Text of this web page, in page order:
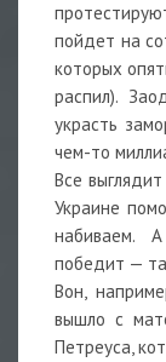
пойдет на
которых
распил).
украсть
чем-то
Все
Украине
набиваем.
победит —
Вон,
вышло с
Петреуса,